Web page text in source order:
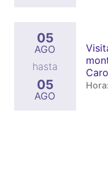
05
AGO
hasta
05
AGO
Hora: